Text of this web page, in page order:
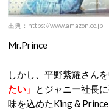
出典： https://www.amazon.co.jp
Mr.Prince
しかし、平野紫耀さん
たい」 とジャニー社長
味を込めたKing &